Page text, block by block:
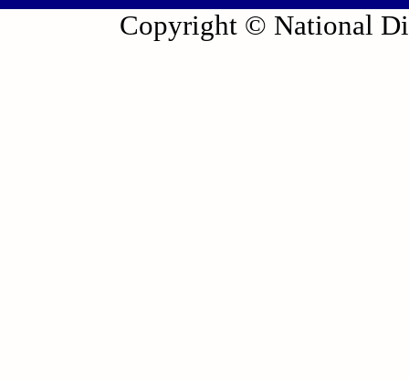
Copyright © National